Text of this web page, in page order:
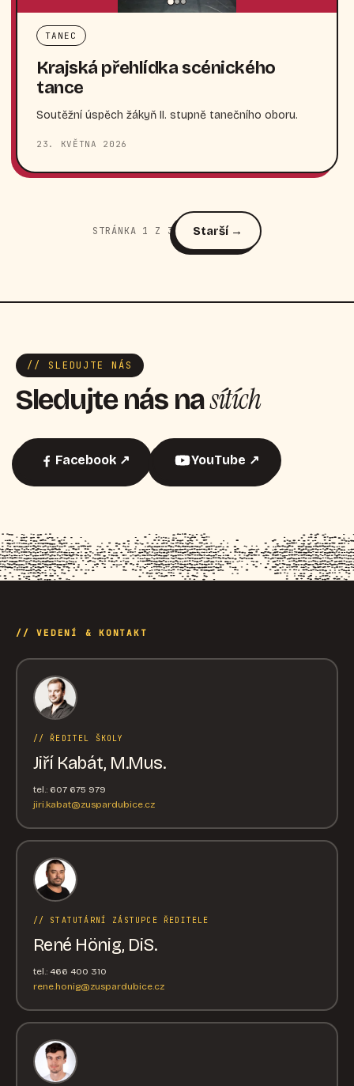
TANEC
Krajská přehlídka scénického
tance
Soutěžní úspěch žákyň II. stupně tanečního oboru.
23. KVĚTNA 2026
STRÁNKA 1 Z 3 Starší →
// SLEDUJTE NÁS
Sledujte nás nasítích
Facebook ↗ YouTube ↗
// VEDENÍ & KONTAKT
// ŘEDITEL ŠKOLY
Jiří Kabát, M.Mus.
tel.: 607 675 979
jiri.kabat@zuspardubice.cz
// STATUTÁRNÍ ZÁSTUPCE ŘEDITELE
René Hönig, DiS.
tel.: 466 400 310
rene.honig@zuspardubice.cz